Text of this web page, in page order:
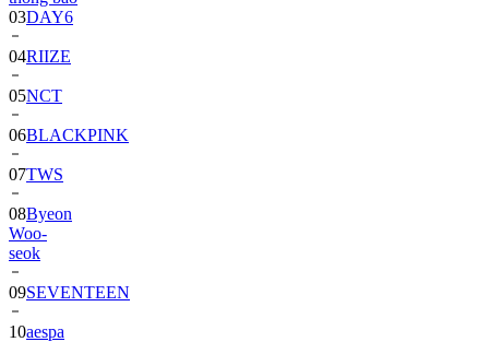
03DAY6
04RIIZE
05NCT
06BLACKPINK
07TWS
08Byeon
Woo-
seok
09SEVENTEEN
10aespa